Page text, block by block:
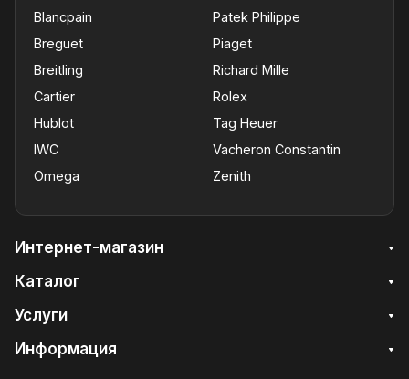
Blancpain
Breguet
Breitling
Cartier
Hublot
IWC
Omega
Patek Philippe
Piaget
Richard Mille
Rolex
Tag Heuer
Vacheron Constantin
Zenith
Интернет-магазин
Каталог
Услуги
Информация